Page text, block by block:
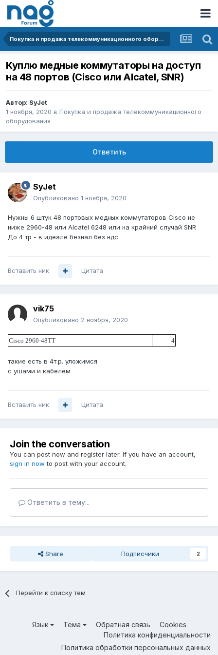
Покупка и продажа телекоммуникационного оборудования
Куплю медные коммутаторы на доступ
на 48 портов (Cisco или Alcatel, SNR)
Автор: SyJet
1 ноября, 2020 в Покупка и продажа телекоммуникационного
оборудования
Ответить
SyJet
Опубликовано 1 ноября, 2020
Нужны 6 штук 48 портовых медных коммутаторов Cisco не
ниже 2960-48 или Alcatel 6248 или на крайний случай SNR
До 4 тр - в идеале безнал без ндс
Вставить ник Цитата
vik75
Опубликовано 2 ноября, 2020
Cisco 2960-48TT 4
такие есть в 4т.р. уложимся
с ушами и кабелем
Вставить ник Цитата
Join the conversation
You can post now and register later. If you have an account,
sign in now to post with your account.
Ответить в тему...
Share Подписчики 2
Перейти к списку тем
Язык Тема Обратная связь
Cookies
Политика конфиденциальности
Политика обработки персональных данных